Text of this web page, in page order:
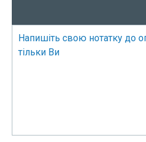
Напишіть свою нотатку до
тільки Ви